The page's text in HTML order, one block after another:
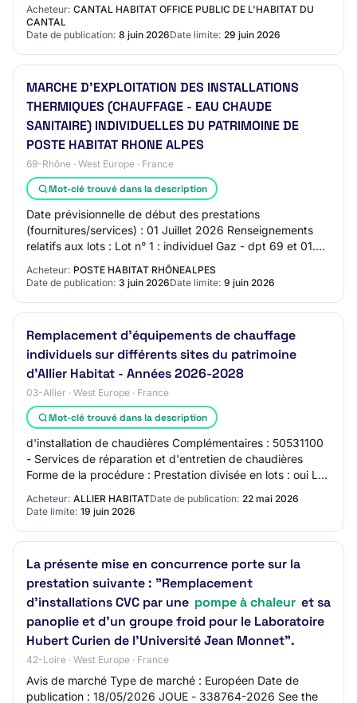
Acheteur: CANTAL HABITAT OFFICE PUBLIC DE L'HABITAT DU
CANTAL
Date de publication: 8 juin 2026Date limite: 29 juin 2026
MARCHE D'EXPLOITATION DES INSTALLATIONS
THERMIQUES (CHAUFFAGE - EAU CHAUDE
SANITAIRE) INDIVIDUELLES DU PATRIMOINE DE
POSTE HABITAT RHONE ALPES
69-Rhône · West Europe · France
Mot-clé trouvé dans la description
Date prévisionnelle de début des prestations
(fournitures/services) : 01 Juillet 2026 Renseignements
relatifs aux lots : Lot n° 1 : individuel Gaz - dpt 69 et 01.
individuel Gaz - dpt 69 et 01 Lot n°…
Acheteur: POSTE HABITAT RHÔNEALPES
Date de publication: 3 juin 2026Date limite: 9 juin 2026
Remplacement d'équipements de chauffage
individuels sur différents sites du patrimoine
d'Allier Habitat - Années 2026-2028
03-Allier · West Europe · France
Mot-clé trouvé dans la description
d'installation de chaudières Complémentaires : 50531100
- Services de réparation et d'entretien de chaudières
Forme de la procédure : Prestation divisée en lots : oui Les
Acheteur: ALLIER HABITATDate de publication: 22 mai 2026
Date limite: 19 juin 2026
La présente mise en concurrence porte sur la
prestation suivante : "Remplacement
d'installations CVC par une pompe à chaleur et sa
panoplie et d'un groupe froid pour le Laboratoire
Hubert Curien de l'Université Jean Monnet".
42-Loire · West Europe · France
Avis de marché Type de marché : Européen Date de
publication : 18/05/2026 JOUE - 338764-2026 See the